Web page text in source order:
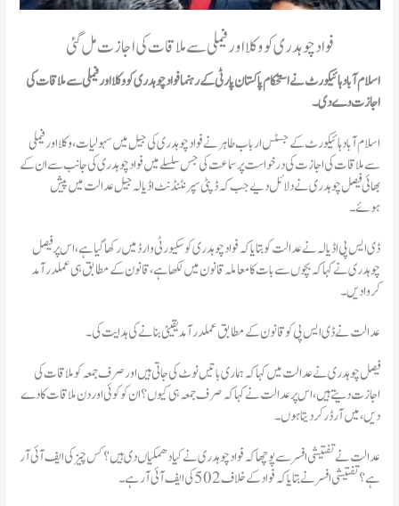
فواد چوہدری کو وکلا اور فیملی سے ملاقات کی اجازت مل گئی
اسلام آباد ہائیکورٹ نے استحکام پاکستان پارٹی کے رہنما فواد چوہدری کو وکلا اور فیملی سے ملاقات کی
اجازت دے دی۔
اسلام آباد ہائیکورٹ کے جسٹس ارباب طاہر نے فواد چوہدری کی جیل میں سہولیات، وکلا اور فیملی
سے ملاقات کی اجازت کی درخواست پر سماعت کی جس سلسلے میں فواد چوہدری کی جانب سے ان کے
بھائی فیصل چوہدری نے دلائل دیے جب کہ ڈپٹی سپرنٹنڈنٹ اڈیالہ جیل عدالت میں پیش
ہوئے۔
ڈی ایس پی اڈیالہ نے عدالت کو بتایا کہ فواد چوہدری کو سکیورٹی وارڈ میں رکھا گیا ہے، اس پر فیصل
چوہدری نے کہا کہ بچوں سے بات کا معاملہ قانون میں لکھا ہے، قانون کے مطابق ہی عملدرآمد
کروادیں۔
عدالت نے ڈی ایس پی کو قانون کے مطابق عملدرآمد یقینی بنانے کی ہدایت کی۔
فیصل چوہدری نے عدالت میں کہا کہ ہماری باتیں نوٹ کی جاتی ہیں اور صرف جمعہ کو ملاقات کی
اجازت دیتے ہیں، اس پر عدالت نے کہا کہ صرف جمعہ ہی کیوں؟ ان کو کوئی اور دن ملاقات کا دے
دیں، میں آرڈرکردیتا ہوں۔
عدالت نے تفتیشی افسر سے پوچھا کہ فواد چوہدری نے کیا دھمکیاں دی ہیں؟کس چیزکی ایف آئی آر
ہے؟ تفتیشی افسر نے بتایا کہ فواد کے خلاف 502 کی ایف آئی آر ہے۔